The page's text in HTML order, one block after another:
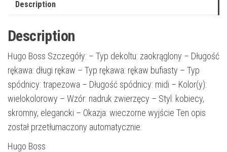
Description
Description
Hugo Boss Szczegóły: – Typ dekoltu: zaokrąglony – Długość
rękawa: długi rękaw – Typ rękawa: rękaw bufiasty – Typ
spódnicy: trapezowa – Długość spódnicy: midi – Kolor(y):
wielokolorowy – Wzór: nadruk zwierzęcy – Styl: kobiecy,
skromny, elegancki – Okazja: wieczorne wyjście Ten opis
został przetłumaczony automatycznie.
Hugo Boss